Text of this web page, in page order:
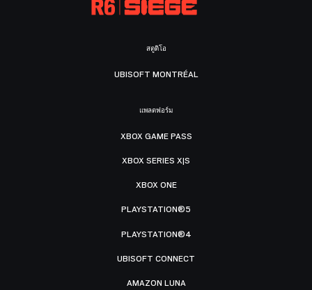
สตูดิโอ
UBISOFT MONTRÉAL
แพลตฟอร์ม
XBOX GAME PASS
XBOX SERIES X|S
XBOX ONE
PLAYSTATION®5
PLAYSTATION®4
UBISOFT CONNECT
AMAZON LUNA